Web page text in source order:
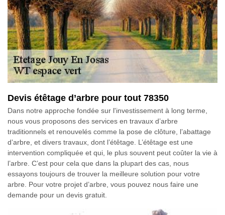
Devis étêtage d’arbre pour tout 78350
Dans notre approche fondée sur l'investissement à long terme,
nous vous proposons des services en travaux d’arbre
traditionnels et renouvelés comme la pose de clôture, l’abattage
d’arbre, et divers travaux, dont l’étêtage. L’étêtage est une
intervention compliquée et qui, le plus souvent peut coûter la vie à
l’arbre. C’est pour cela que dans la plupart des cas, nous
essayons toujours de trouver la meilleure solution pour votre
arbre. Pour votre projet d’arbre, vous pouvez nous faire une
demande pour un devis gratuit.